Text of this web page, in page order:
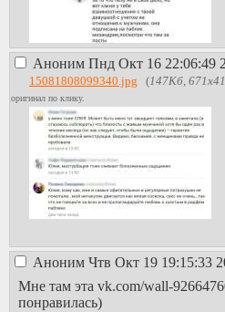
Аноним Пнд Окт 16 22:06:49
15081808099340.jpg (147Кб,
оригинал по клику.
Аноним Чтв Окт 19 19:15:33
Мне там эта vk.com/wall-
понравилась)